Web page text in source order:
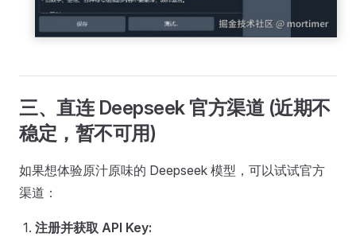
三、直连 Deepseek 官方渠道 (近期不
稳定，暂不可用)
如果想体验原汁原味的 Deepseek 模型，可以试试官方
渠道：
注册并获取 API Key: